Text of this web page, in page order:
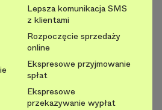
Lepsza komunikacja SMS
z klientami
Rozpoczęcie sprzedaży
online
Ekspresowe przyjmowanie
spłat
Ekspresowe
przekazywanie wypłat